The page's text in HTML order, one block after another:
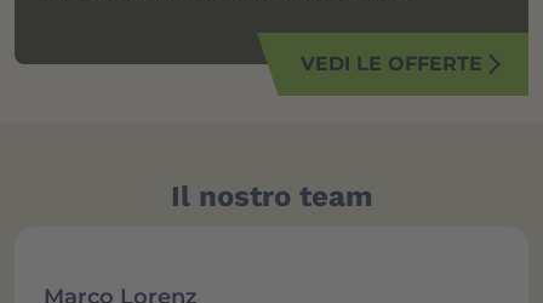
VEDI LE OFFERTE arrow_forward_ios
Il nostro team
Marco Lorenz